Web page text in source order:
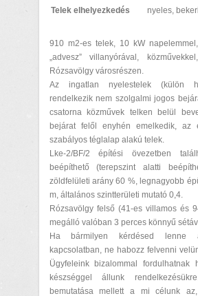
Telek elhelyezkedés nyeles,
910 m2-es telek, 10 kW
„advesz” villanyórával,
Rózsavölgy városrészen.
Az ingatlan nyelestelek (külön
rendelkezik nem szolgalmi jogos
csatorna közművek telken belül
bejárat felől enyhén emelkedik, az
szabályos téglalap alakú telek.
Lke-2/BF/2 építési övezetben
beépíthető (terepszint alatti
zöldfelületi arány 60 %, legnagyobb
m, általános szintterületi mutató 0,4.
Rózsavölgy felső (41-es villamos és
megálló valóban 3 perces könnyű
Ha bármilyen kérdésed lenne
kapcsolatban, ne habozz felvenni
Ügyfeleink bizalommal fordulhatnak
készséggel állunk
bemutatása mellett a mi célunk